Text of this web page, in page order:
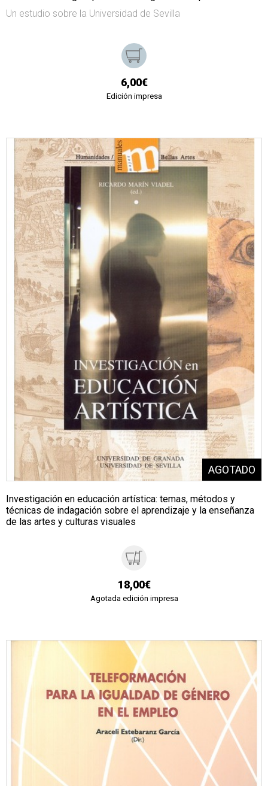
Un estudio sobre la Universidad de Sevilla
6,00€
Edición impresa
Investigación en educación artística: temas, métodos y
técnicas de indagación sobre el aprendizaje y la enseñanza
de las artes y culturas visuales
18,00€
Agotada edición impresa